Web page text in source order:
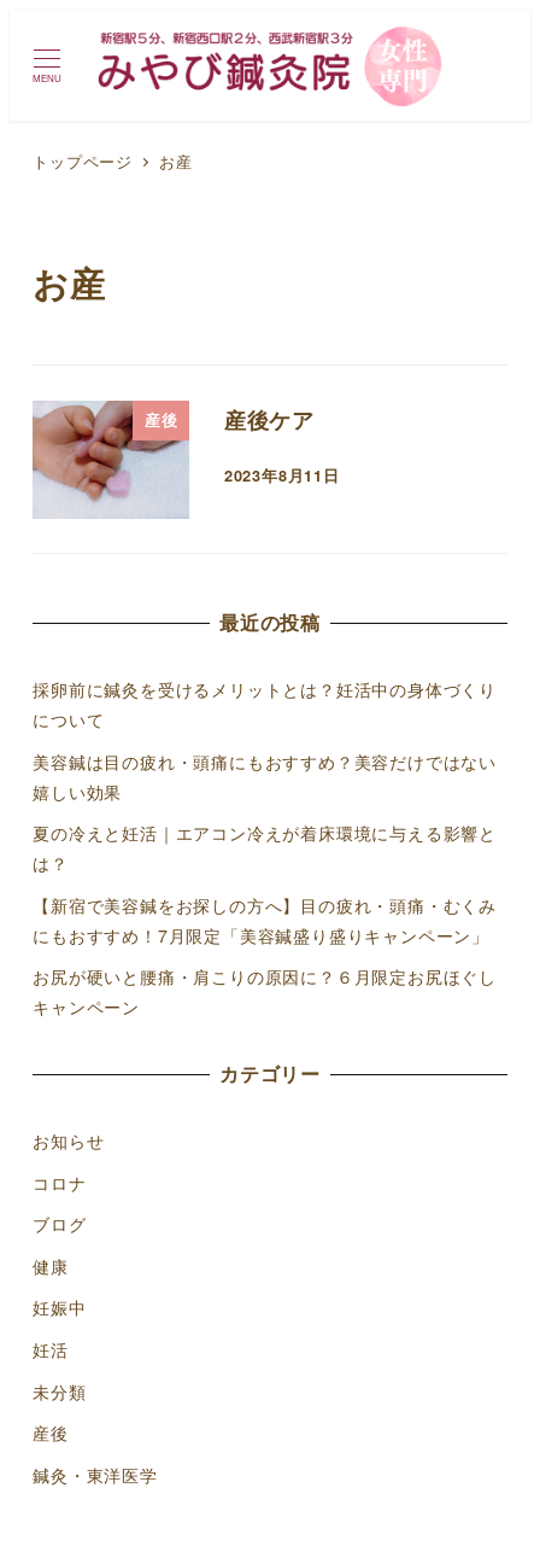
MENU
トップページ お産
お産
産後 産後ケア
投稿日
2023年8月11日
最近の投稿
採卵前に鍼灸を受けるメリットとは？妊活中の身体づくり
について
美容鍼は目の疲れ・頭痛にもおすすめ？美容だけではない
嬉しい効果
夏の冷えと妊活｜エアコン冷えが着床環境に与える影響と
は？
【新宿で美容鍼をお探しの方へ】目の疲れ・頭痛・むくみ
にもおすすめ！7月限定「美容鍼盛り盛りキャンペーン」
お尻が硬いと腰痛・肩こりの原因に？６月限定お尻ほぐし
キャンペーン
カテゴリー
お知らせ
コロナ
ブログ
健康
妊娠中
妊活
未分類
産後
鍼灸・東洋医学